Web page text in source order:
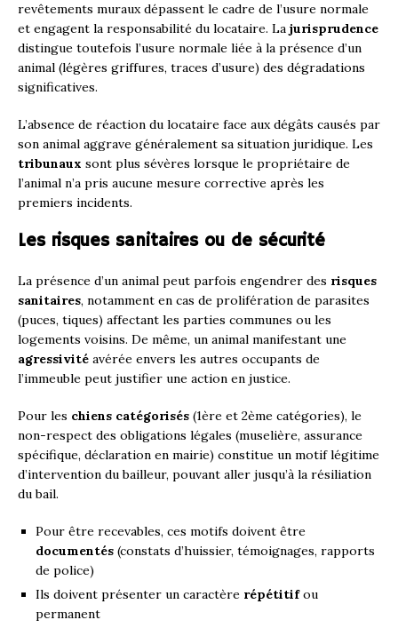
revêtements muraux dépassent le cadre de l’usure normale
et engagent la responsabilité du locataire. La jurisprudence
distingue toutefois l’usure normale liée à la présence d’un
animal (légères griffures, traces d’usure) des dégradations
significatives.
L’absence de réaction du locataire face aux dégâts causés par
son animal aggrave généralement sa situation juridique. Les
tribunaux sont plus sévères lorsque le propriétaire de
l’animal n’a pris aucune mesure corrective après les
premiers incidents.
Les risques sanitaires ou de sécurité
La présence d’un animal peut parfois engendrer des risques
sanitaires, notamment en cas de prolifération de parasites
(puces, tiques) affectant les parties communes ou les
logements voisins. De même, un animal manifestant une
agressivité avérée envers les autres occupants de
l’immeuble peut justifier une action en justice.
Pour les chiens catégorisés (1ère et 2ème catégories), le
non-respect des obligations légales (muselière, assurance
spécifique, déclaration en mairie) constitue un motif légitime
d’intervention du bailleur, pouvant aller jusqu’à la résiliation
du bail.
Pour être recevables, ces motifs doivent être
documentés (constats d’huissier, témoignages, rapports
de police)
Ils doivent présenter un caractère répétitifou
permanent